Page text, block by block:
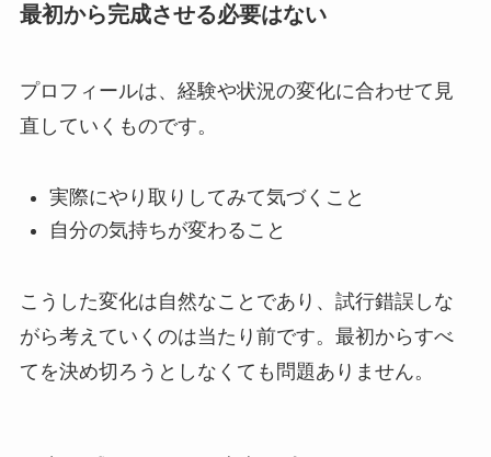
最初から完成させる必要はない
プロフィールは、経験や状況の変化に合わせて見
直していくものです。
実際にやり取りしてみて気づくこと
自分の気持ちが変わること
こうした変化は自然なことであり、試行錯誤しな
がら考えていくのは当たり前です。最初からすべ
てを決め切ろうとしなくても問題ありません。